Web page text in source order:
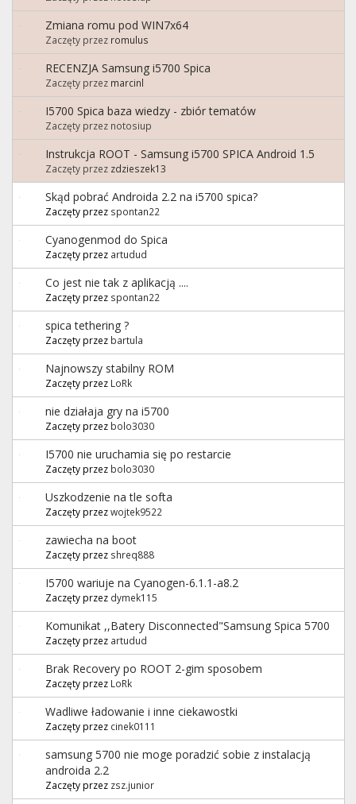
Zmiana romu pod WIN7x64
Zaczęty przez romulus
RECENZJA Samsung i5700 Spica
Zaczęty przez marcinl
I5700 Spica baza wiedzy - zbiór tematów
Zaczęty przez notosiup
Instrukcja ROOT - Samsung i5700 SPICA Android 1.5
Zaczęty przez zdzieszek13
Skąd pobrać Androida 2.2 na i5700 spica?
Zaczęty przez spontan22
Cyanogenmod do Spica
Zaczęty przez artudud
Co jest nie tak z aplikacją ....
Zaczęty przez spontan22
spica tethering ?
Zaczęty przez bartula
Najnowszy stabilny ROM
Zaczęty przez LoRk
nie działaja gry na i5700
Zaczęty przez bolo3030
I5700 nie uruchamia się po restarcie
Zaczęty przez bolo3030
Uszkodzenie na tle softa
Zaczęty przezwojtek9522
zawiecha na boot
Zaczęty przez shreq888
I5700 wariuje na Cyanogen-6.1.1-a8.2
Zaczęty przez dymek115
Komunikat ,,Batery Disconnected"Samsung Spica 5700
Zaczęty przez artudud
Brak Recovery po ROOT 2-gim sposobem
Zaczęty przez LoRk
Wadliwe ładowanie i inne ciekawostki
Zaczęty przez cinek0111
samsung 5700 nie moge poradzić sobie z instalacją
androida 2.2
Zaczęty przez zsz.junior